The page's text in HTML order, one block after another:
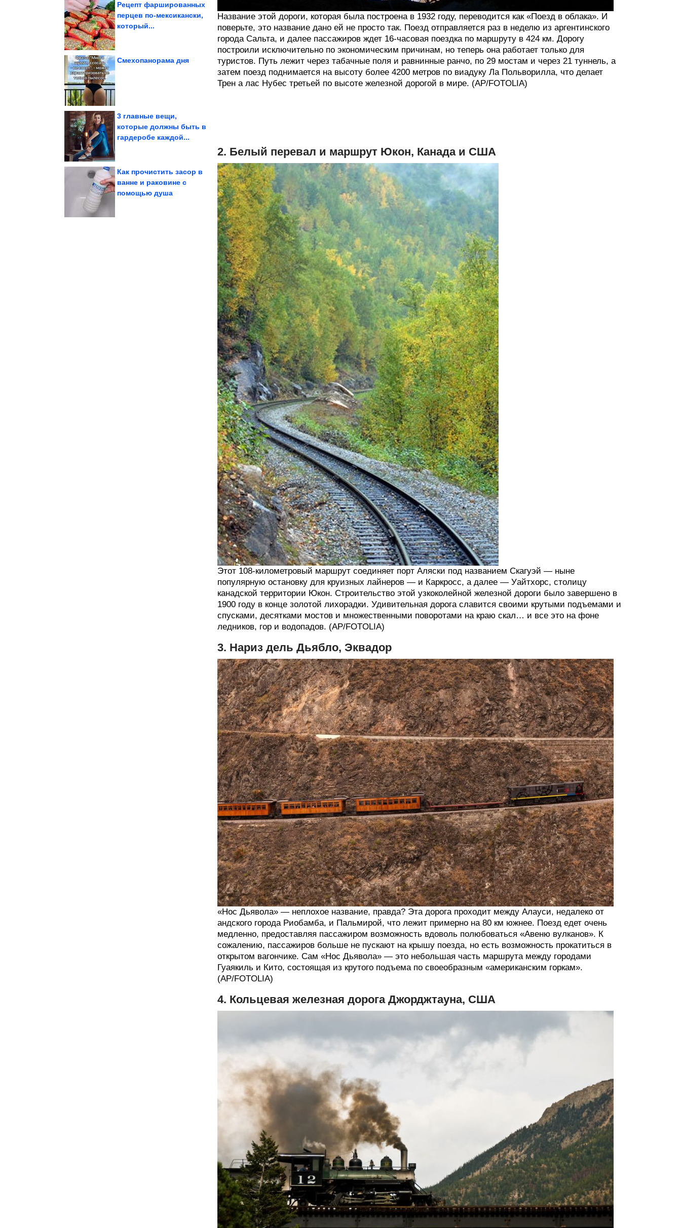
Рецепт фаршированных
перцев по-мексикански,
который...
Смехопанорама дня
Как живёт Диана
победы на ТВ-шоу
3 главные вещи,
которые должны быть в
гардеробе каждой...
игрушки
Как прочистить засор в
ванне и раковине с
помощью душа
Название этой дороги, которая была построена в 1932 году, переводится как «Поезд в облака». И
поверьте, это название дано ей не просто так. Поезд отправляется раз в неделю из аргентинского
города Сальта, и далее пассажиров ждет 16-часовая поездка по маршруту в 424 км. Дорогу
построили исключительно по экономическим причинам, но теперь она работает только для
туристов. Путь лежит через табачные поля и равнинные ранчо, по 29 мостам и через 21 туннель, а
затем поезд поднимается на высоту более 4200 метров по виадуку Ла Польворилла, что делает
Трен а лас Нубес третьей по высоте железной дорогой в мире. (AP/FOTOLIA)
2. Белый перевал и маршрут Юкон, Канада и США
Этот 108-километровый маршрут соединяет порт Аляски под названием Скагуэй — ныне
популярную остановку для круизных лайнеров — и Каркросс, а далее — Уайтхорс, столицу
канадской территории Юкон. Строительство этой узкоколейной железной дороги было завершено в
1900 году в конце золотой лихорадки. Удивительная дорога славится своими крутыми подъемами и
спусками, десятками мостов и множественными поворотами на краю скал… и все это на фоне
ледников, гор и водопадов. (AP/FOTOLIA)
3. Нариз дель Дьябло, Эквадор
«Нос Дьявола» — неплохое название, правда? Эта дорога проходит между Алауси, недалеко от
андского города Риобамба, и Пальмирой, что лежит примерно на 80 км южнее. Поезд едет очень
медленно, предоставляя пассажиром возможность вдоволь полюбоваться «Авеню вулканов». К
сожалению, пассажиров больше не пускают на крышу поезда, но есть возможность прокатиться в
открытом вагончике. Сам «Нос Дьявола» — это небольшая часть маршрута между городами
Гуаякиль и Кито, состоящая из крутого подъема по своеобразным «американским горкам».
(AP/FOTOLIA)
4. Кольцевая железная дорога Джорджтауна, США